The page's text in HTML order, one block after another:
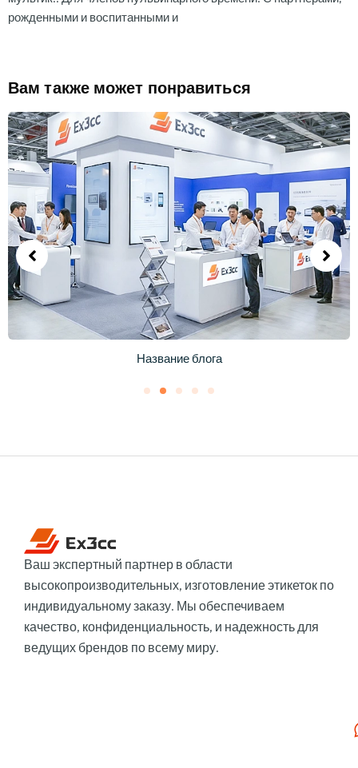
рожденными и воспитанными и
Вам также может понравиться
Название блога
Ваш экспертный партнер в области
высокопроизводительных, изготовление этикеток по
индивидуальному заказу. Мы обеспечиваем
качество, конфиденциальность, и надежность для
ведущих брендов по всему миру.